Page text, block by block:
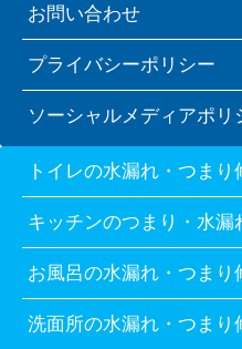
お問い合わせ
プライバシーポリシー
ソーシャルメディアポリ
トイレの水漏れ・つまり
キッチンのつまり・水漏
お風呂の水漏れ・つまり
洗面所の水漏れ・つまり